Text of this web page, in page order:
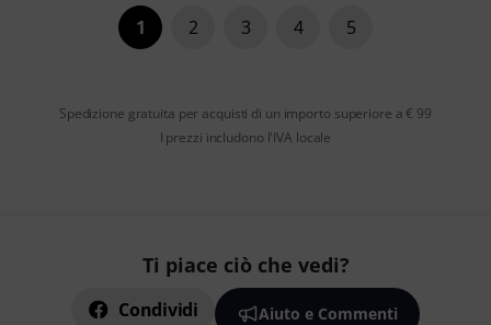
1 2 3 4 5
Spedizione gratuita per acquisti di un importo superiore a € 99
I prezzi includono l'IVA locale
Ti piace ciò che vedi?
Condividi Aiuto e Commenti